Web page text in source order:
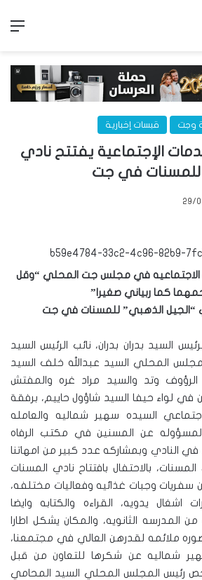
وجت قبسات إخبارية
الإجتماعية يفتتح نادي
للمسنات في جت
29/
الاجتماعيه في مجلس جت المحلي “وقل
كما ربياني صغيرا”
“الجيل الذهبي” للمسنات في جت
السيد بدران بدران، نائب الرئيس السيد
المحلي السيد عبدالله خلف السيد
وتد والسيد مراد غره والمفتش
في لواء حيفا السيد شاؤول حاييم، برفقة
السيده سهير شماليه والعامله
المسؤوله عن المسنين في مكتب الرفاه
النادي وبمشاركه عدد كبير من امهاتنا
بالاحتفال بافتتاح نادي المسنات
وجبات غذائيه وفعاليات مختلفه،
اشغال يدويه، القراءه والكتابه وايضا
المدرسه الثانويه، والمكان يشكل اطارا
ملائمه لقدرهن العالي في مجتمعنا،
شماليه عن شكرها للتعاون من قبل
رئيس المجلس المحلي السيد المحامي